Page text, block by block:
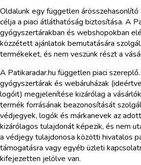
Oldalunk egy független
célja a piaci átláthatóság biztosítása. A
gyógyszertárakban és webshopokban
közzétett ajánlatok bemutatására
termékeket, és nem veszünk részt a
A Patikaradar.hu független piaci
gyógyszertárak és webáruházak
logóit) megjelenítése kizárólag a
termék forrásának beazonosítását
védjegyek, logók és márkanevek az
kizárólagos tulajdonát képezik, és nem
a védjegy tulajdonosa közötti hivatalos
támogatásra vagy egyéb üzleti
kifejezetten jelölve van.